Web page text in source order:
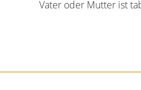
Vater oder Mutter ist